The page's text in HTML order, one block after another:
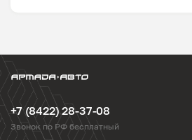
+7 (8422) 28-37-08
Звонок по РФ бесплатный